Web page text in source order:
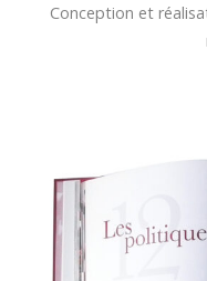
Conception et